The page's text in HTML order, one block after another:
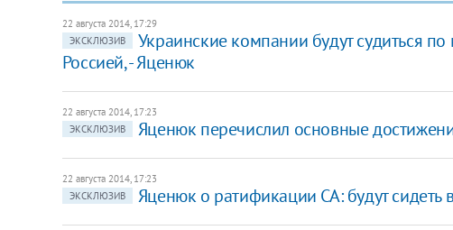
22 августа 2014, 17:29
ЭКСКЛЮЗИВ
Украинские компании будут судиться
Россией, - Яценюк
22 августа 2014, 17:23
ЭКСКЛЮЗИВ
Яценюк перечислил основные
22 августа 2014, 17:23
ЭКСКЛЮЗИВ
Яценюк о ратификации СА: будут сидеть